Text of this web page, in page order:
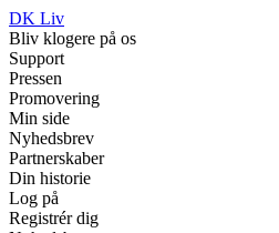
DK Liv
Bliv klogere på os
Support
Pressen
Promovering
Min side
Nyhedsbrev
Partnerskaber
Din historie
Log på
Registrér dig